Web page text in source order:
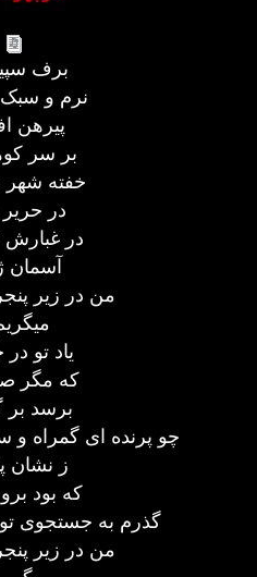
برف
نرم و
پیرهن
بر سر
خفته
در
در
آسمان
من در زیر
یاد تو
که مگر
برسد
چو پرنده ای گمراه
ز نشان
که بود
گذرم به جستجوی
من در زیر